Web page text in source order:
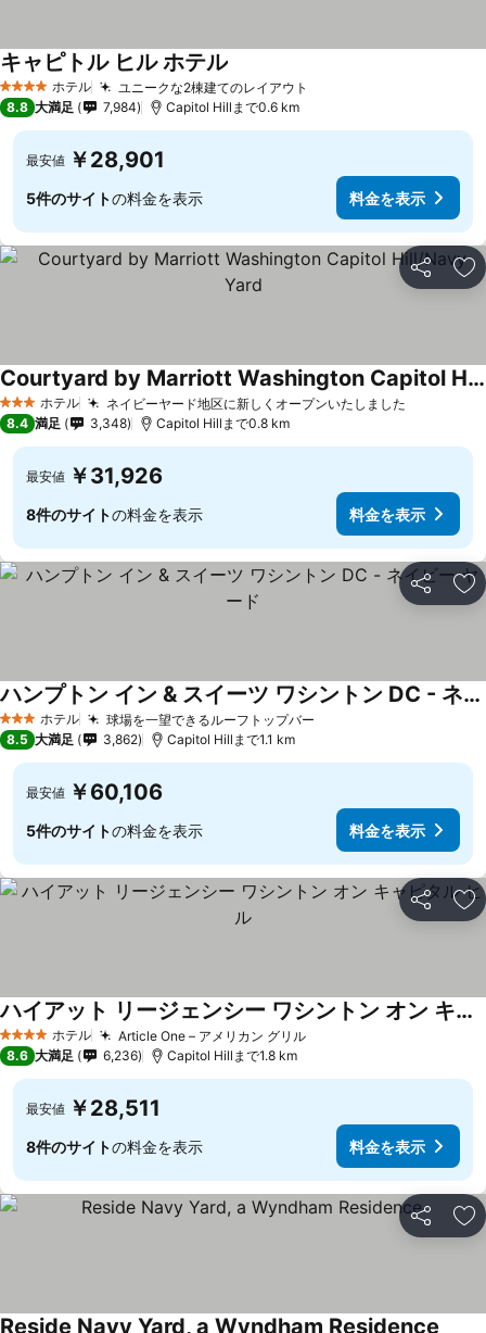
4 ホテルのランク
ホテル ユニークな2棟建てのレイアウト
キャピトル ヒル ホテル
8.8 大満足 7,984 Capitol Hillまで0.6 km
最安値 ￥28,901
5件のサイトの料金を表示 料金を表示
シェア お
3 ホテルのランク
ホテル ネイビーヤード地区に新しくオープンいたしました
Courtyard by Marriott Washington Capitol Hill/Navy Yard
8.4 満足 3,348 Capitol Hillまで0.8 km
最安値 ￥31,926
8件のサイトの料金を表示 料金を表示
シェア お
3 ホテルのランク
ホテル 球場を一望できるルーフトップバー
ハンプトン イン & スイーツ ワシントン DC - ネイビー ヤード
8.5 大満足 3,862 Capitol Hillまで1.1 km
最安値 ￥60,106
5件のサイトの料金を表示 料金を表示
シェア お
4 ホテルのランク
ホテル Article One – アメリカン グリル
ハイアット リージェンシー ワシントン オン キャピタル ヒル
8.6 大満足 6,236 Capitol Hillまで1.8 km
最安値 ￥28,511
8件のサイトの料金を表示 料金を表示
シェア お
Reside Navy Yard, a Wyndham Residence